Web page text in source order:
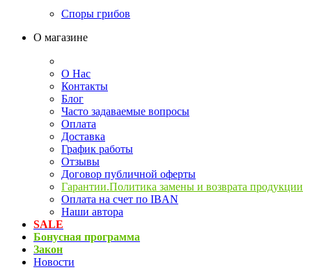
Споры грибов
О магазине
О Нас
Контакты
Блог
Часто задаваемые вопросы
Оплата
Доставка
График работы
Отзывы
Договор публичной оферты
Гарантии.Политика замены и возврата продукции
Оплата на счет по IBAN
Наши автора
SALE
Бонусная программа
Закон
Новости